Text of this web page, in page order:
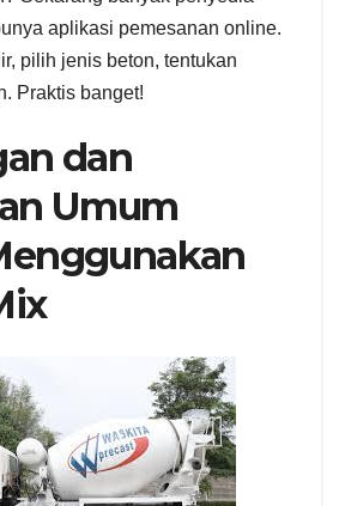
aplikasi pemesanan online.
pilih jenis beton, tentukan
Praktis banget!
dan
Umum